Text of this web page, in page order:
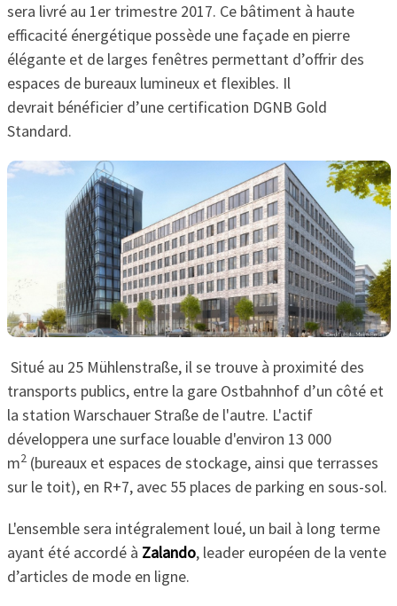
sera livré au 1er trimestre 2017. Ce bâtiment à haute
efficacité énergétique possède une façade en pierre
élégante et de larges fenêtres permettant d’offrir des
espaces de bureaux lumineux et flexibles. Il
devrait bénéficier d’une certification DGNB Gold
Standard.
Situé au 25 Mühlenstraße, il se trouve à proximité des
transports publics, entre la gare Ostbahnhof d’un côté et
la station Warschauer Straße de l'autre. L'actif
développera une surface louable d'environ 13 000
m2(bureaux et espaces de stockage, ainsi que terrasses
sur le toit), en R+7, avec 55 places de parking en sous-sol.
L'ensemble sera intégralement loué, un bail à long terme
ayant été accordé à Zalando, leader européen de la vente
d’articles de mode en ligne.